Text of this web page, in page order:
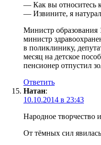
— Как вы относитесь
— Извините, я
Министр образования
министр
в поликлинику,
месяц на детское
пенсионер отпустил
Ответить
Натан:
10.10.2014 в 23:43
Народное творчество
От тёмных сил